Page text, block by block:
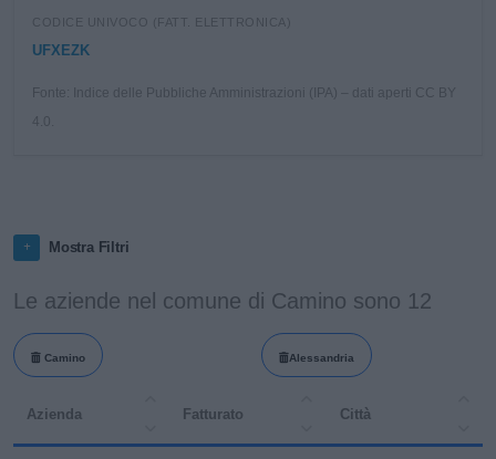
CODICE UNIVOCO (FATT. ELETTRONICA)
UFXEZK
Fonte: Indice delle Pubbliche Amministrazioni (IPA) – dati aperti CC BY
Mostra Filtri
Le aziende nel comune di Camino sono 12
Camino Alessandria
Azienda Fatturato Città